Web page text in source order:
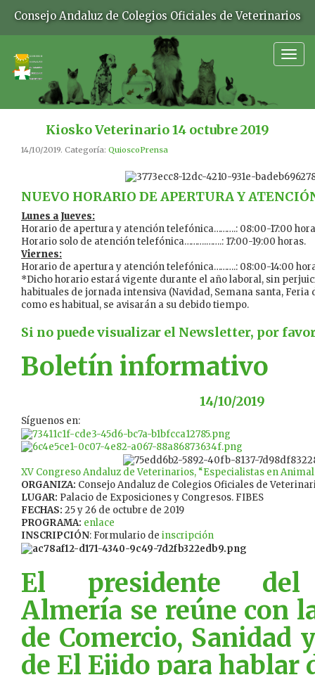
Consejo Andaluz de Colegios Oficiales de Veterinarios
Kiosko Veterinario 14 octubre 2019
14/10/2019. Categoría: QuioscoPrensa
NUEVO HORARIO DE APERTURA Y
Lunes a Jueves:
Horario de apertura y atención telefónica……….: 08:00-17:00
Horario solo de atención telefónica……….…….: 17:00-19:00 horas.
Viernes:
Horario de apertura y atención telefónica……….: 08:00-14:00
*Dicho horario estará vigente durante el año laboral, sin
habituales de jornada intensiva (Navidad, Semana santa, Feria
como es habitual, se avisarán a su debido tiempo.
Si no puede visualizar el Newsletter, por
Boletín informativo
14/10/2019
Síguenos en:
XV Congreso Andaluz de Veterinarios, “Especialistas en
ORGANIZA: Consejo Andaluz de Colegios Oficiales de
LUGAR: Palacio de Exposiciones y Congresos. FIBES
FECHAS: 25 y 26 de octubre de 2019
PROGRAMA: enlace
INSCRIPCIÓN: Formulario de inscripción
El presidente del
Almería se reúne con
de Comercio, Sanidad
de El Ejido para hablar